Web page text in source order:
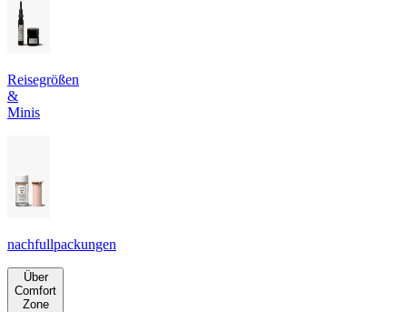
Reisegrößen
&
Minis
nachfullpackungen
Über
Comfort
Zone